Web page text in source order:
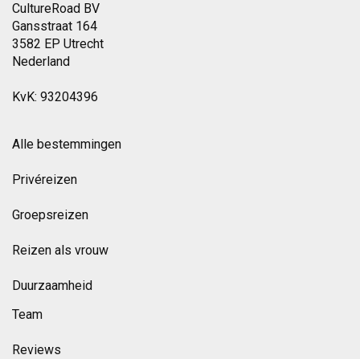
CultureRoad BV
Gansstraat 164
3582 EP Utrecht
Nederland
KvK: 93204396
Alle bestemmingen
Privéreizen
Groepsreizen
Reizen als vrouw
Duurzaamheid
Team
Reviews